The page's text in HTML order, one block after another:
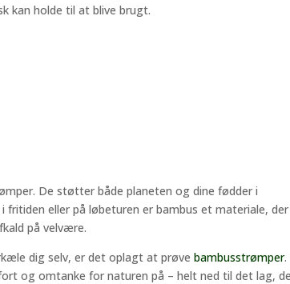
kan holde til at blive brugt.
De støtter både planeten og dine fødder i
eller på løbeturen er bambus et materiale, der
på velvære.
dig selv, er det oplagt at prøvebambusstrømper
og omtanke for naturen på – helt ned til det lag,